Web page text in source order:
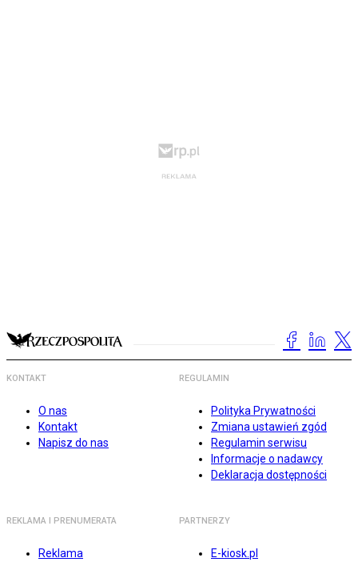
KONTAKT
O nas
Kontakt
Napisz do nas
REGULAMIN
Polityka Prywatności
Zmiana ustawień zgód
Regulamin serwisu
Informacje o nadawcy
Deklaracja dostępności
REKLAMA I PRENUMERATA
Reklama
PARTNERZY
E-kiosk.pl